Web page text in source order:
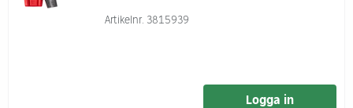
Artikelnr. 3815939
Logga in